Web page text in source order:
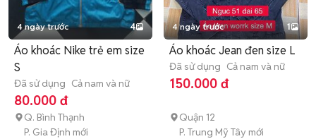
4 ngày trước 4
Áo khoác Nike trẻ em size
S
Đã sử dụng Cả nam và nữ
80.000 đ
Q. Bình Thạnh
P. Gia Định mới
4 ngày trước 1
Áo khoác Jean đen size L
Đã sử dụng Cả nam và nữ
150.000 đ
Quận 12
P. Trung Mỹ Tây mới